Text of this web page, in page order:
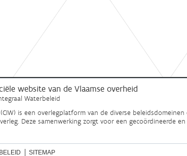
website van de Vlaamse overheid
Waterbeleid
is een overlegplatform van de diverse
Deze samenwerking zorgt voor een gecoördineerde
SITEMAP